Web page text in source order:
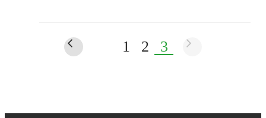
1 2 3